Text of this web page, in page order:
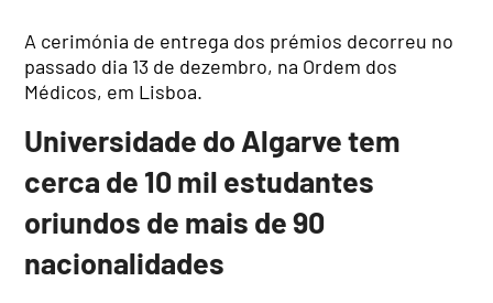
A cerimónia de entrega dos prémios decorreu no
passado dia 13 de dezembro, na Ordem dos
Médicos, em Lisboa.
Universidade do Algarve tem
cerca de 10 mil estudantes
oriundos de mais de 90
nacionalidades